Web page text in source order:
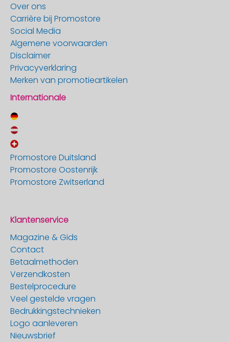
Over ons
Carrière bij Promostore
Social Media
Algemene voorwaarden
Disclaimer
Privacyverklaring
Merken van promotieartikelen
Internationale
Promostore Duitsland
Promostore Oostenrijk
Promostore Zwitserland
Klantenservice
Magazine & Gids
Contact
Betaalmethoden
Verzendkosten
Bestelprocedure
Veel gestelde vragen
Bedrukkingstechnieken
Logo aanleveren
Nieuwsbrief